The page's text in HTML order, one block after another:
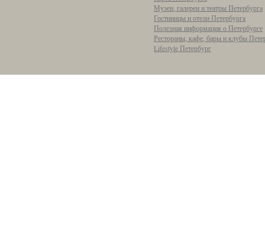
Музеи, галереи и театры Петербурга
Гостиницы и отели Петербурга
Полезная информация о Петербурге
Рестораны, кафе, бары и клубы
Lifestyle Петербург